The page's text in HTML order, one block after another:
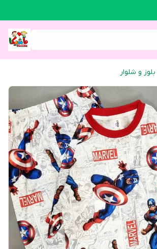
بلوز و شلوار